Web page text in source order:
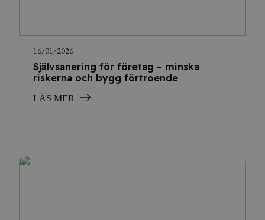
16/01/2026
Självsanering för företag – minska
riskerna och bygg förtroende
LÄS MER